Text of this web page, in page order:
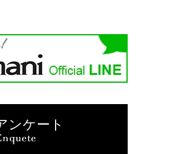
ンケート